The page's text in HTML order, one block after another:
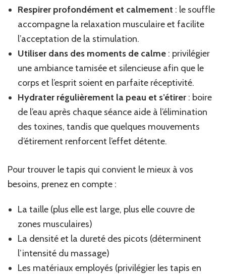
Respirer profondément et calmement : le souffle
accompagne la relaxation musculaire et facilite
l’acceptation de la stimulation.
Utiliser dans des moments de calme : privilégier
une ambiance tamisée et silencieuse afin que le
corps et l’esprit soient en parfaite réceptivité.
Hydrater régulièrement la peau et s’étirer : boire
de l’eau après chaque séance aide à l’élimination
des toxines, tandis que quelques mouvements
d’étirement renforcent l’effet détente.
Pour trouver le tapis qui convient le mieux à vos
besoins, prenez en compte :
La taille (plus elle est large, plus elle couvre de
zones musculaires)
La densité et la dureté des picots (déterminent
l’intensité du massage)
Les matériaux employés (privilégier les tapis en